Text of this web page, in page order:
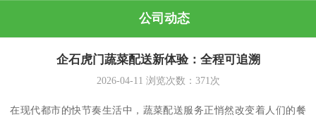
公司动态
企石虎门蔬菜配送新体验：全程可追溯
2026-04-11 浏览次数： 371次
在现代都市的快节奏生活中，蔬菜配送服务正悄然改变着人们的餐